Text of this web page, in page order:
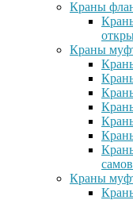
Краны
Краны
Краны